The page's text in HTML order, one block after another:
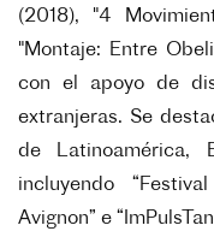
(2018), "4
"Montaje: Entre
con el apoyo de
extranjeras. Se
de Latinoamérica,
incluyendo
Avignon” e